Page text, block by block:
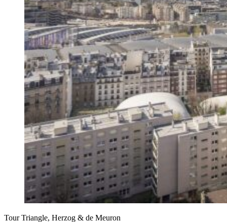
Tour Triangle, Herzog & de Meuron